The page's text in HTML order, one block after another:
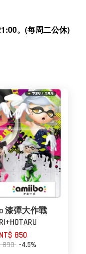
。(每周二公休)
漆彈大作戰
850
890 -4.5%